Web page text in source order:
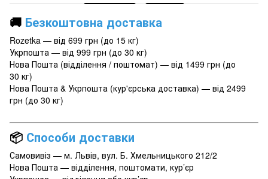
🚚 Безкоштовна доставка
Rozetka — від 699 грн (до 15 кг)
Укрпошта — від 999 грн (до 30 кг)
Нова Пошта (відділення / поштомат) — від 1499 грн (до
30 кг)
Нова Пошта & Укрпошта (кур'єрська доставка) — від 2499
грн (до 30 кг)
📦 Способи доставки
Самовивіз — м. Львів, вул. Б. Хмельницького 212/2
Нова Пошта — відділення, поштомати, кур’єр